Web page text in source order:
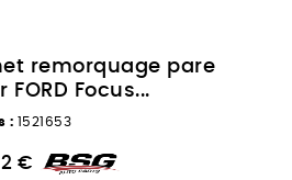
remorquage pare
Focus...
: 1521653
€